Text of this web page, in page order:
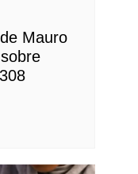
Mauro